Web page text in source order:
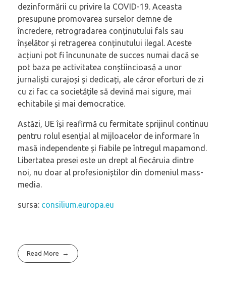
dezinformării cu privire la COVID-19. Aceasta
presupune promovarea surselor demne de
încredere, retrogradarea conținutului fals sau
înșelător și retragerea conținutului ilegal. Aceste
acțiuni pot fi încununate de succes numai dacă se
pot baza pe activitatea conștiincioasă a unor
jurnaliști curajoși și dedicați, ale căror eforturi de zi
cu zi fac ca societățile să devină mai sigure, mai
echitabile și mai democratice.
Astăzi, UE își reafirmă cu fermitate sprijinul continuu
pentru rolul esențial al mijloacelor de informare în
masă independente și fiabile pe întregul mapamond.
Libertatea presei este un drept al fiecăruia dintre
noi, nu doar al profesioniștilor din domeniul mass-
media.
sursa: consilium.europa.eu
Read More